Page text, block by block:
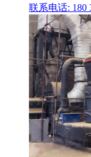
联系电话: 180